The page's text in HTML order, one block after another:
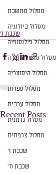
מסלול מחשבת
מסלול ביולוגיה
מסלול פילוסופיה
מסלול מדעי החברה
מסלול היסטוריה
מסלול ספרות
מסלול ערבית
מסלול גרמנית
מסלול צרפתית
שכבת ז׳
שכבת ח׳
שכבת ז׳
Recent Posts